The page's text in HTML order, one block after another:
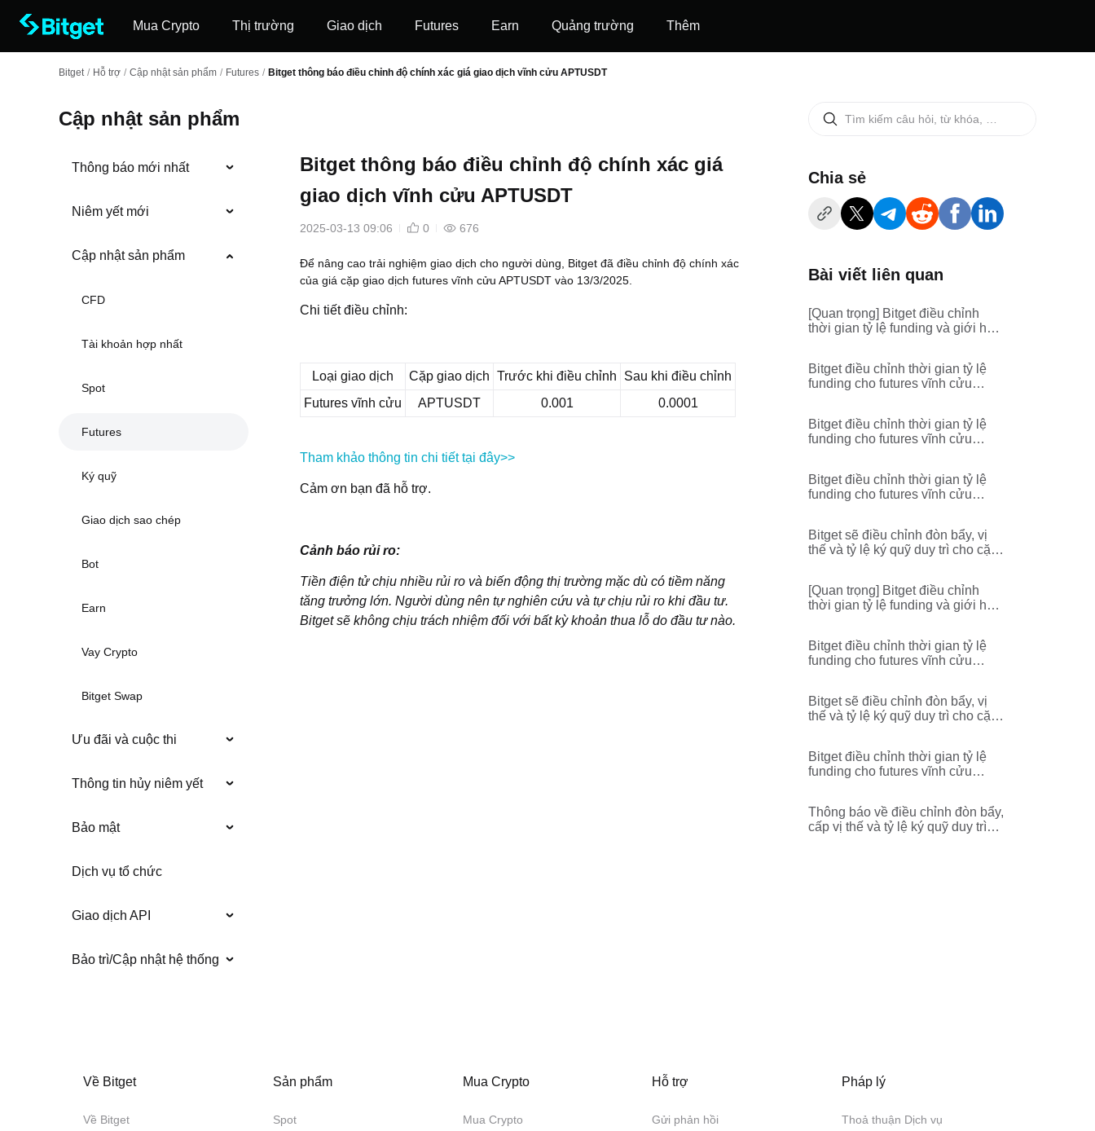
Mua Crypto Thị trường Giao dịch Futures ‌Earn Quảng trường Thêm
Bitget / Hỗ trợ / Cập nhật sản phẩm / Futures / Bitget thông báo điều chỉnh độ chính xác giá giao dịch vĩnh cửu APTUSDT
Cập nhật sản phẩm
Thông báo mới nhất
Niêm yết mới
Cập nhật sản phẩm
CFD
Tài khoản hợp nhất
Spot
Futures
Ký quỹ
Giao dịch sao chép
Bot
Earn
Vay Crypto
Bitget Swap
Ưu đãi và cuộc thi
Thông tin hủy niêm yết
Bảo mật
Dịch vụ tổ chức
Giao dịch API
Bảo trì/Cập nhật hệ thống
Bitget thông báo điều chỉnh độ chính xác giá
giao dịch vĩnh cửu APTUSDT
2025-03-13 09:06 0 676
Để nâng cao trải nghiệm giao dịch cho người dùng, Bitget đã điều chỉnh độ chính xác
của giá cặp giao dịch futures vĩnh cửu APTUSDT vào 13/3/2025.
Chi tiết điều chỉnh:
Loại giao dịch Cặp giao dịch Trước khi điều chỉnh
Sau khi điều chỉnh
Futures vĩnh cửu
APTUSDT 0.001 0.0001
Tham khảo thông tin chi tiết tại đây>>
Cảm ơn bạn đã hỗ trợ.
Cảnh báo rủi ro:
Tiền điện tử chịu nhiều rủi ro và biến động thị trường mặc dù có tiềm năng
tăng trưởng lớn. Người dùng nên tự nghiên cứu và tự chịu rủi ro khi đầu tư.
Bitget sẽ không chịu trách nhiệm đối với bất kỳ khoản thua lỗ do đầu tư nào.
‌Chia sẻ
Bài viết liên quan
[Quan trọng] Bitget điều chỉnh
thời gian tỷ lệ funding và giới hạn
Bitget điều chỉnh thời gian tỷ lệ
funding cho futures vĩnh cửu
Bitget điều chỉnh thời gian tỷ lệ
funding cho futures vĩnh cửu
Bitget điều chỉnh thời gian tỷ lệ
funding cho futures vĩnh cửu
Bitget sẽ điều chỉnh đòn bẩy, vị
thế và tỷ lệ ký quỹ duy trì cho cặp
XUSDT,STXUSDC,SANDUSDT,
RENDERUSDT,BANKUSDT,AL
[Quan trọng] Bitget điều chỉnh
thời gian tỷ lệ funding và giới hạn
Bitget điều chỉnh thời gian tỷ lệ
funding cho futures vĩnh cửu
Bitget sẽ điều chỉnh đòn bẩy, vị
thế và tỷ lệ ký quỹ duy trì cho cặp
EUSDT,HIVEUSDT,EIGENUSDT,
EIGENUSDC,CVXUSDT,CTKUS
Bitget điều chỉnh thời gian tỷ lệ
funding cho futures vĩnh cửu
Thông báo về điều chỉnh đòn bẩy,
cấp vị thế và tỷ lệ ký quỹ duy trì
Về Bitget
Về Bitget
Sản phẩm
Spot
Mua Crypto
Mua Crypto
Hỗ trợ
Gửi phản hồi
Pháp lý
Thoả thuận Dịch vụ